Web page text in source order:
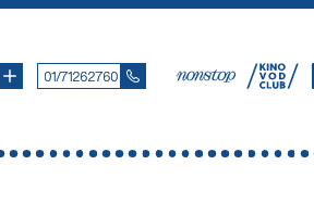
01/71262760